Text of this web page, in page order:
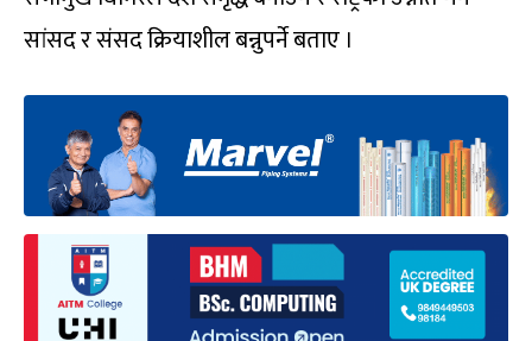
सांसद र संसद क्रियाशील बन्नुपर्ने बताए ।